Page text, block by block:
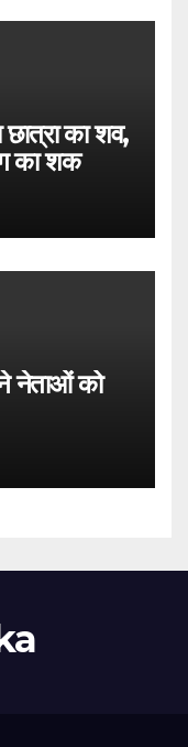
छात्रा का शव,
का शक
ने नेताओं को